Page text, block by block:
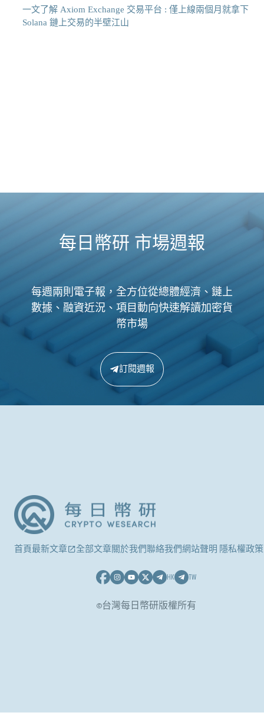
一文了解 Axiom Exchange 交易平台 : 僅上線兩個月就拿下
Solana 鏈上交易的半壁江山
每日幣研 市場週報
每週兩則電子報，全方位從總體經濟、鏈上
數據、融資近況、項目動向快速解讀加密貨
幣市場
訂閱週報
首頁最新文章 全部文章關於我們聯絡我們網站聲明 隱私權政策
HK TW
©台灣每日幣研版權所有